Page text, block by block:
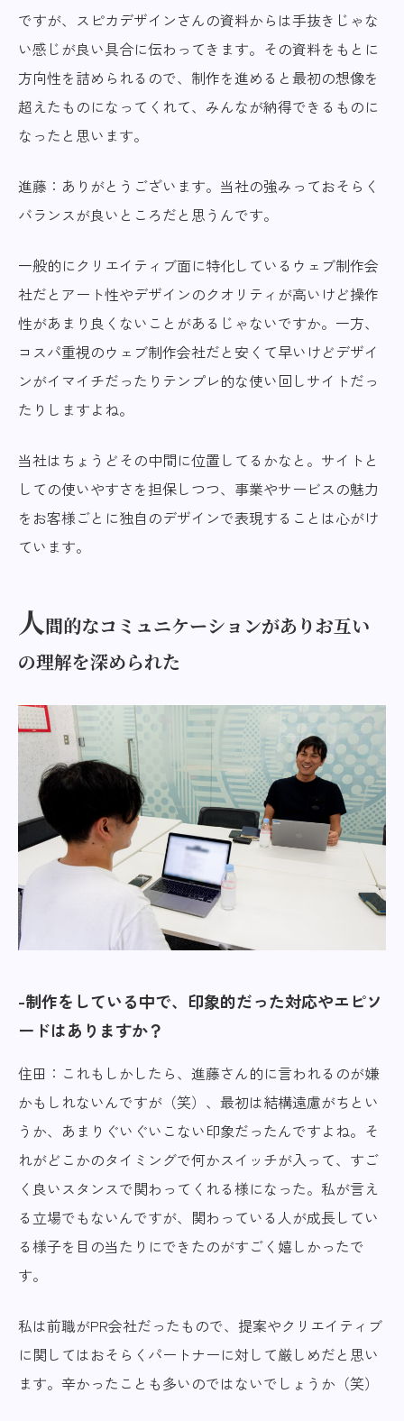
ですが、スピカデザインさんの資料からは手抜きじゃな
い感じが良い具合に伝わってきます。その資料をもとに
方向性を詰められるので、制作を進めると最初の想像を
超えたものになってくれて、みんなが納得できるものに
なったと思います。
進藤：ありがとうございます。当社の強みっておそらく
バランスが良いところだと思うんです。
一般的にクリエイティブ面に特化しているウェブ制作会
社だとアート性やデザインのクオリティが高いけど操作
性があまり良くないことがあるじゃないですか。一方、
コスパ重視のウェブ制作会社だと安くて早いけどデザイ
ンがイマイチだったりテンプレ的な使い回しサイトだっ
たりしますよね。
当社はちょうどその中間に位置してるかなと。サイトと
しての使いやすさを担保しつつ、事業やサービスの魅力
をお客様ごとに独自のデザインで表現することは心がけ
ています。
人間的なコミュニケーションがありお互い
の理解を深められた
制作をしている中で、印象的だった対応やエピソ
ードはありますか？
住田：これもしかしたら、進藤さん的に言われるのが嫌
かもしれないんですが（笑）、最初は結構遠慮がちとい
うか、あまりぐいぐいこない印象だったんですよね。そ
れがどこかのタイミングで何かスイッチが入って、すご
く良いスタンスで関わってくれる様になった。私が言え
る立場でもないんですが、関わっている人が成長してい
る様子を目の当たりにできたのがすごく嬉しかったで
す。
私は前職がPR会社だったもので、提案やクリエイティブ
に関してはおそらくパートナーに対して厳しめだと思い
ます。辛かったことも多いのではないでしょうか（笑）